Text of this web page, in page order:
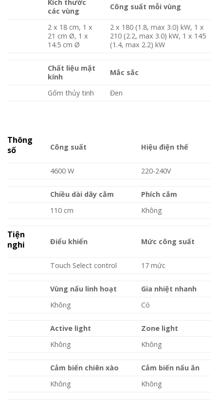
Kích thước
các vùng
Công suất mỗi vùng
2 x 18 cm, 1 x
21 cm Ø, 1 x
14.5 cm Ø
2 x 180 (1.8, max 3.0) kW, 1 x
210 (2.2, max 3.0) kW, 1 x 145
(1.4, max 2.2) kW
Chất liệu mặt
kính
Mắc sắc
Gốm thủy tinh Đen
Thông
số
Công suất Hiệu điện thế
4600 W 220-240V
Chiều dài dây cắm
Phích cắm
110 cm
Không
Tiện
nghi
Điểu khiển Mức công suất
Touch Select control 17 mức
Vùng nấu linh hoạt
Gia nhiệt nhanh
Không
Có
Active light
Zone light
Không
Không
Cảm biến chiên xào
Cảm biến nấu ăn
Không
Không